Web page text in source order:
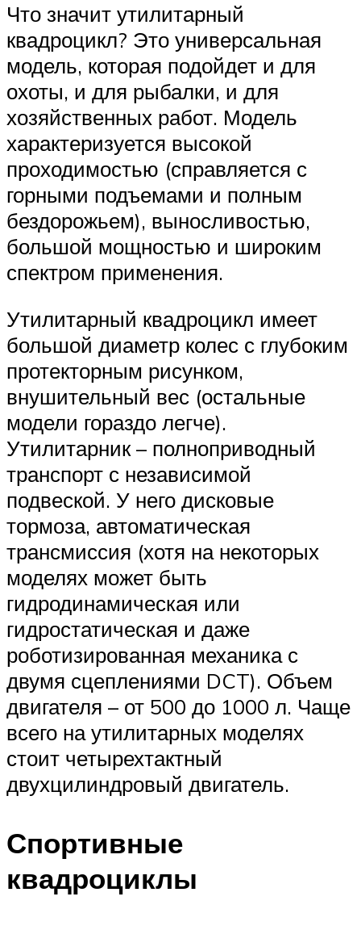
Что значит утилитарный
квадроцикл? Это универсальная
модель, которая подойдет и для
охоты, и для рыбалки, и для
хозяйственных работ. Модель
характеризуется высокой
проходимостью (справляется с
горными подъемами и полным
бездорожьем), выносливостью,
большой мощностью и широким
спектром применения.
Утилитарный квадроцикл имеет
большой диаметр колес с глубоким
протекторным рисунком,
внушительный вес (остальные
модели гораздо легче).
Утилитарник – полноприводный
транспорт с независимой
подвеской. У него дисковые
тормоза, автоматическая
трансмиссия (хотя на некоторых
моделях может быть
гидродинамическая или
гидростатическая и даже
роботизированная механика с
двумя сцеплениями DCT). Объем
двигателя – от 500 до 1000 л. Чаще
всего на утилитарных моделях
стоит четырехтактный
двухцилиндровый двигатель.
Спортивные
квадроциклы